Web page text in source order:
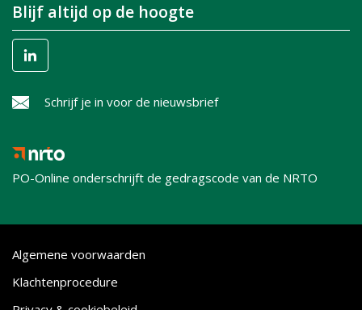
Blijf altijd op de hoogte
Schrijf je in voor de nieuwsbrief
PO-Online onderschrijft de gedragscode van de NRTO
Algemene voorwaarden
Klachtenprocedure